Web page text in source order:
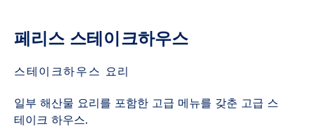
페리스 스테이크하우스
스테이크하우스 요리
일부 해산물 요리를 포함한 고급 메뉴를 갖춘 고급 스
테이크 하우스.